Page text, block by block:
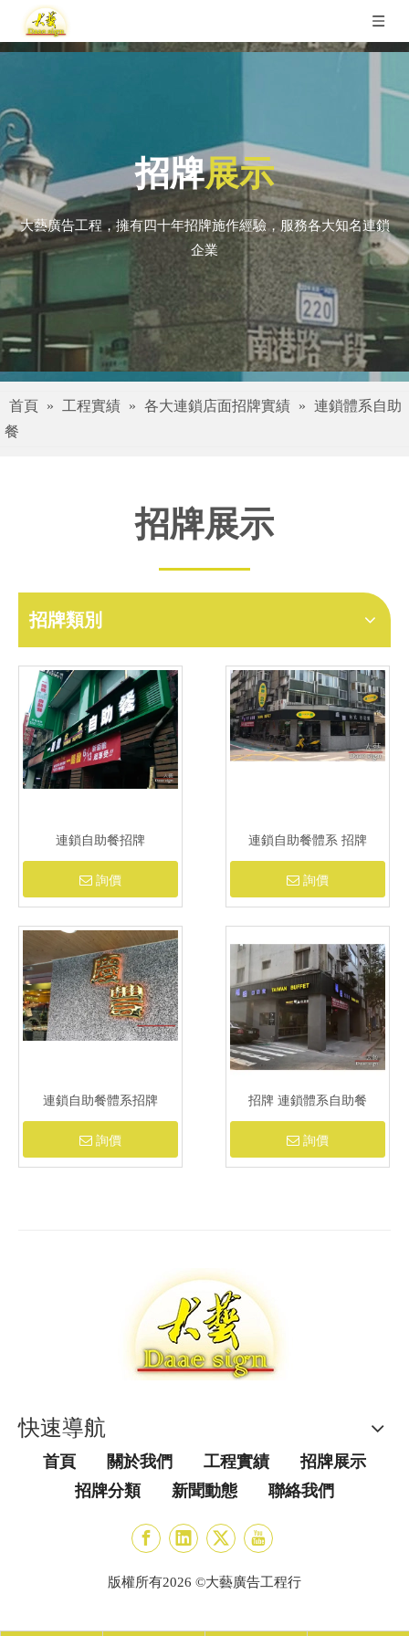
招牌展示
大藝廣告工程，擁有四十年招牌施作經驗，服務各大知名連鎖
企業
首頁 » 工程實績 » 各大連鎖店面招牌實績 » 連鎖體系自助
餐
招牌展示
招牌類別
連鎖自助餐招牌
詢價
連鎖自助餐體系 招牌
詢價
連鎖自助餐體系招牌
詢價
招牌 連鎖體系自助餐
詢價
快速導航
首頁 關於我們 工程實績
招牌展示
招牌分類
新聞動態 聯絡我們
版權所有2026 ©大藝廣告工程行